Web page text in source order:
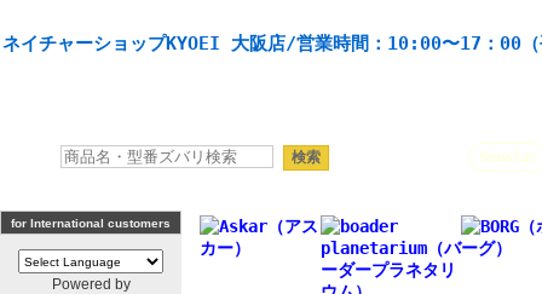
ネイチャーショップKYOEI 大阪店/営業時間：10:00〜17：00（
Seestar
for International customers
Powered by